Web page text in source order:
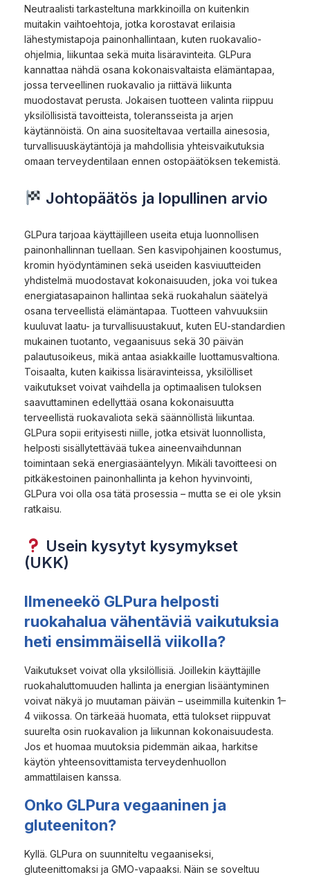
Neutraalisti tarkasteltuna markkinoilla on kuitenkin
muitakin vaihtoehtoja, jotka korostavat erilaisia
lähestymistapoja painonhallintaan, kuten ruokavalio-
ohjelmia, liikuntaa sekä muita lisäravinteita. GLPura
kannattaa nähdä osana kokonaisvaltaista elämäntapaa,
jossa terveellinen ruokavalio ja riittävä liikunta
muodostavat perusta. Jokaisen tuotteen valinta riippuu
yksilöllisistä tavoitteista, toleransseista ja arjen
käytännöistä. On aina suositeltavaa vertailla ainesosia,
turvallisuuskäytäntöjä ja mahdollisia yhteisvaikutuksia
omaan terveydentilaan ennen ostopäätöksen tekemistä.
Johtopäätös ja lopullinen arvio
GLPura tarjoaa käyttäjilleen useita etuja luonnollisen
painonhallinnan tuellaan. Sen kasvipohjainen koostumus,
kromin hyödyntäminen sekä useiden kasviuutteiden
yhdistelmä muodostavat kokonaisuuden, joka voi tukea
energiatasapainon hallintaa sekä ruokahalun säätelyä
osana terveellistä elämäntapaa. Tuotteen vahvuuksiin
kuuluvat laatu- ja turvallisuustakuut, kuten EU-standardien
mukainen tuotanto, vegaanisuus sekä 30 päivän
palautusoikeus, mikä antaa asiakkaille luottamusvaltiona.
Toisaalta, kuten kaikissa lisäravinteissa, yksilölliset
vaikutukset voivat vaihdella ja optimaalisen tuloksen
saavuttaminen edellyttää osana kokonaisuutta
terveellistä ruokavaliota sekä säännöllistä liikuntaa.
GLPura sopii erityisesti niille, jotka etsivät luonnollista,
helposti sisällytettävää tukea aineenvaihdunnan
toimintaan sekä energiasääntelyyn. Mikäli tavoitteesi on
pitkäkestoinen painonhallinta ja kehon hyvinvointi,
GLPura voi olla osa tätä prosessia – mutta se ei ole yksin
ratkaisu.
Usein kysytyt kysymykset
(UKK)
Ilmeneekö GLPura helposti
ruokahalua vähentäviä vaikutuksia
heti ensimmäisellä viikolla?
Vaikutukset voivat olla yksilöllisiä. Joillekin käyttäjille
ruokahaluttomuuden hallinta ja energian lisääntyminen
voivat näkyä jo muutaman päivän – useimmilla kuitenkin 1–
4 viikossa. On tärkeää huomata, että tulokset riippuvat
suurelta osin ruokavalion ja liikunnan kokonaisuudesta.
Jos et huomaa muutoksia pidemmän aikaa, harkitse
käytön yhteensovittamista terveydenhuollon
ammattilaisen kanssa.
Onko GLPura vegaaninen ja
gluteeniton?
Kyllä. GLPura on suunniteltu vegaaniseksi,
gluteenittomaksi ja GMO-vapaaksi. Näin se soveltuu